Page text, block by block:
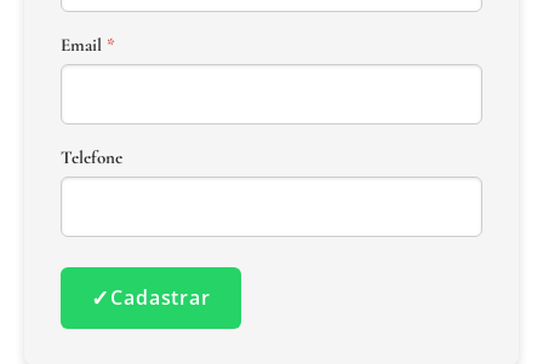
Email *
Telefone
✓Cadastrar